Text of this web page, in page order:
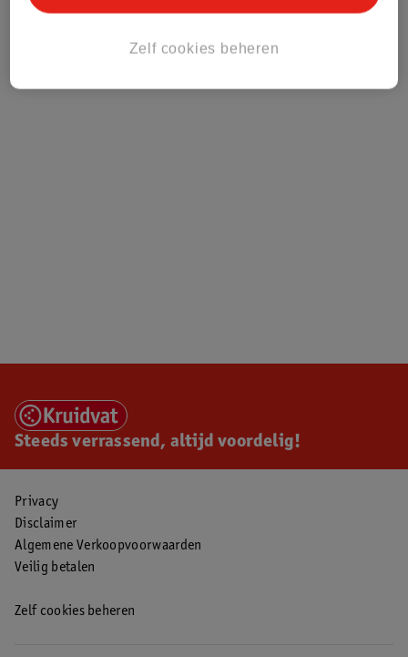
Klantenservice
Steeds verrassend, altijd voordelig!
Privacy
Disclaimer
Algemene Verkoopvoorwaarden
Veilig betalen
Zelf cookies beheren
Zelf cookies beheren